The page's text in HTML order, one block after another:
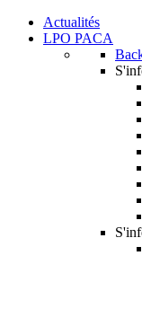
Actualités
LPO PACA